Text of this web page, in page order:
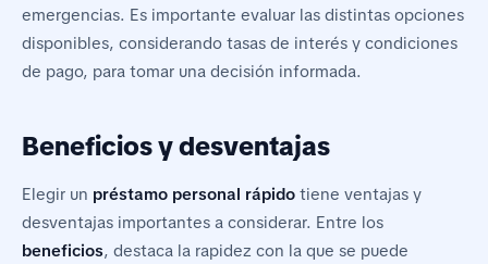
emergencias. Es importante evaluar las distintas opciones
disponibles, considerando tasas de interés y condiciones
de pago, para tomar una decisión informada.
Beneficios y desventajas
Elegir un préstamo personal rápido tiene ventajas y
desventajas importantes a considerar. Entre los
beneficios, destaca la rapidez con la que se puede